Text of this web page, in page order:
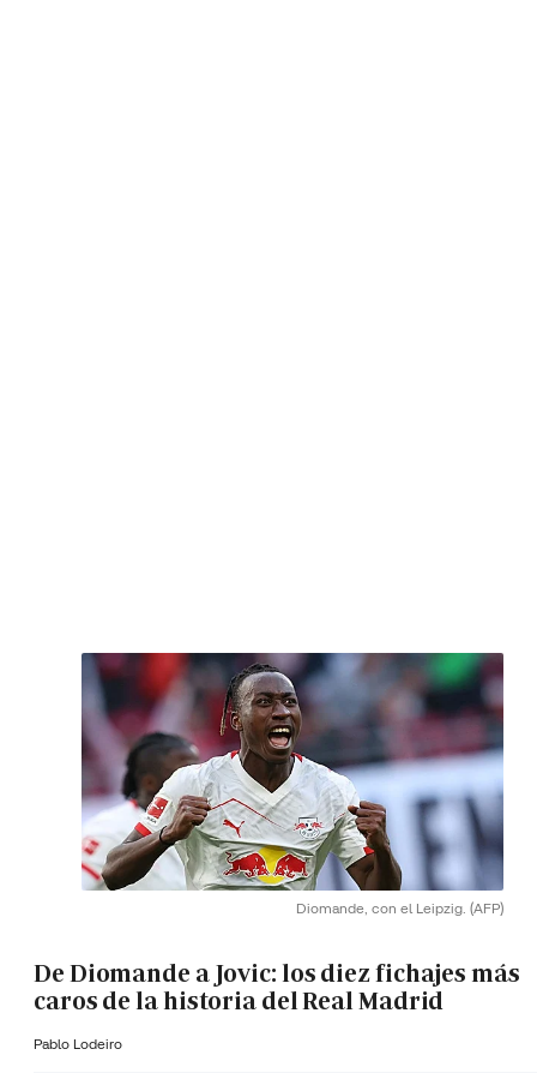
Diomande, con el Leipzig. (AFP)
De Diomande a Jovic: los diez fichajes más
caros de la historia del Real Madrid
Pablo Lodeiro